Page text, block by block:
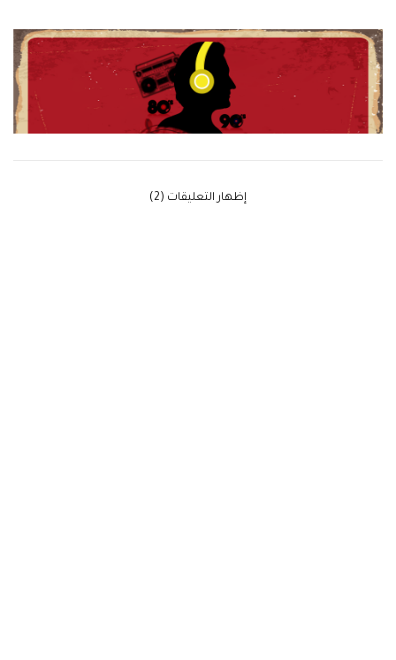
‫إظهار التعليقات (2)